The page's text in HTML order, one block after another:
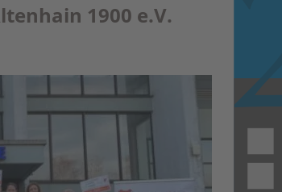
1900 e.V.